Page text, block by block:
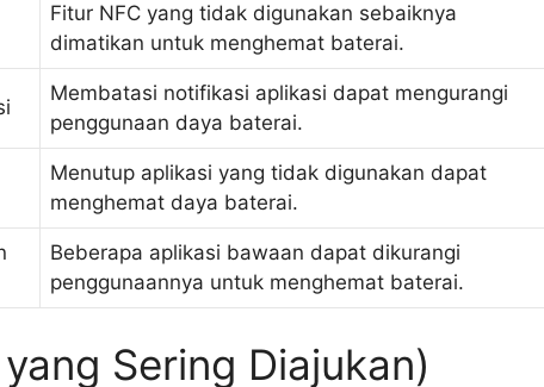
Fitur NFC yang tidak digunakan sebaiknya
dimatikan untuk menghemat baterai.
Membatasi notifikasi aplikasi dapat mengurangi
penggunaan daya baterai.
Menutup aplikasi yang tidak digunakan dapat
menghemat daya baterai.
Beberapa aplikasi bawaan dapat dikurangi
penggunaannya untuk menghemat baterai.
Sering Diajukan)